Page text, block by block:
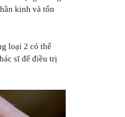
kinh và tổn
loại 2 có thể
sĩ để điều trị